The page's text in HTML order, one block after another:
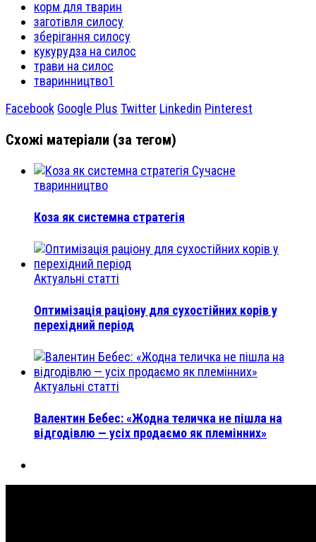
корм для тварин
заготівля силосу
зберігання силосу
кукурудза на силос
трави на силос
тваринництво1
Facebook Google Plus Twitter Linkedin Pinterest
Схожі матеріали (за тегом)
Сучасне
тваринництво
Коза як системна стратегія
Актуальні статті
Оптимізація раціону для сухостійних корів у
перехідний період
Актуальні статті
Валентин Бебес: «Жодна теличка не пішла на
відгодівлю — усіх продаємо як племінних»